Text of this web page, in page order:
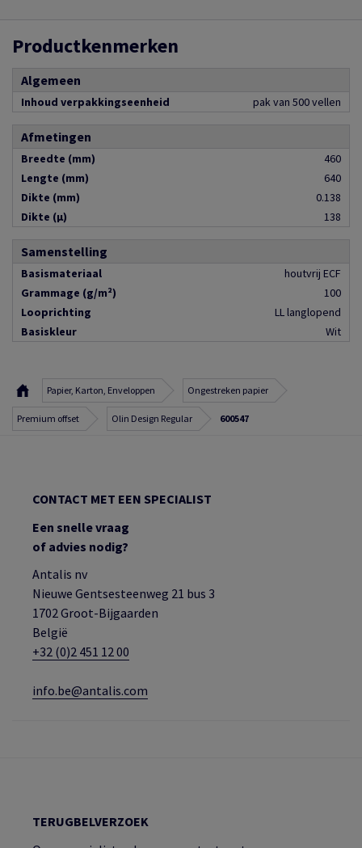
Productkenmerken
Algemeen
Inhoud verpakkingseenheid pak van 500 vellen
Afmetingen
Breedte (mm)
460
Lengte (mm)
640
Dikte (mm)
0.138
Dikte (µ)
138
Samenstelling
Basismateriaal
houtvrij ECF
Grammage (g/m²)
100
Looprichting
LL langlopend
Basiskleur
Wit
Papier, Karton, Enveloppen Ongestreken papier
Premium offset Olin Design Regular 600547
CONTACT MET EEN SPECIALIST
Een snelle vraag
of advies nodig?
Antalis nv
Nieuwe Gentsesteenweg 21 bus 3
1702 Groot-Bijgaarden
België
+32 (0)2 451 12 00
info.be@antalis.com
TERUGBELVERZOEK